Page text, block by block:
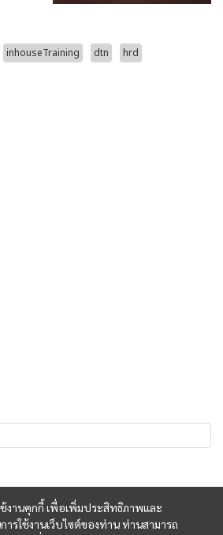
inhouseTraining dtn
hrd
ช้งานคุกกี้ เพื่อเพิ่มประสิทธิภาพและ
รใช้งานเว็บไซต์ของท่าน ท่านสามารถ